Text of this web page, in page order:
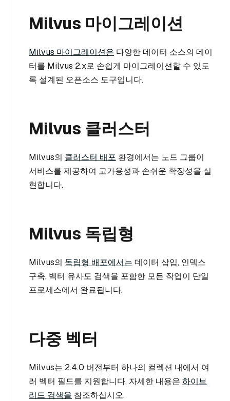
Milvus 마이그레이션
Milvus 마이그레이션은 다양한 데이터 소스의 데이
터를 Milvus 2.x로 손쉽게 마이그레이션할 수 있도
록 설계된 오픈소스 도구입니다.
Milvus 클러스터
Milvus의 클러스터 배포 환경에서는 노드 그룹이
서비스를 제공하여 고가용성과 손쉬운 확장성을 실
현합니다.
Milvus 독립형
Milvus의 독립형 배포에서는 데이터 삽입, 인덱스
구축, 벡터 유사도 검색을 포함한 모든 작업이 단일
프로세스에서 완료됩니다.
다중 벡터
Milvus는 2.4.0 버전부터 하나의 컬렉션 내에서 여
러 벡터 필드를 지원합니다. 자세한 내용은 하이브
리드 검색을 참조하십시오.